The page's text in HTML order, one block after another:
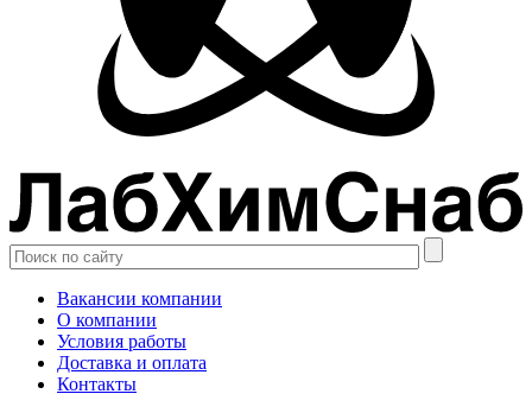
Вакансии компании
О компании
Условия работы
Доставка и оплата
Контакты